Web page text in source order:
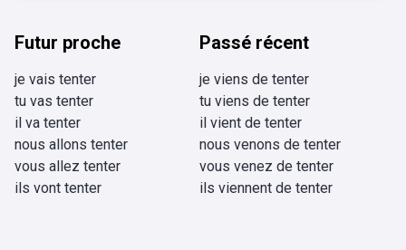
Futur proche
je vais tenter
tu vas tenter
il va tenter
nous allons tenter
vous allez tenter
ils vont tenter
Passé récent
je viens de tenter
tu viens de tenter
il vient de tenter
nous venons de tenter
vous venez de tenter
ils viennent de tenter